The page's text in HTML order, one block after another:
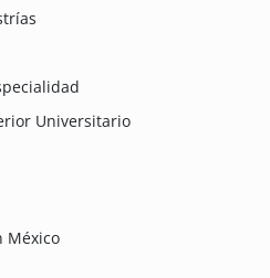
Universitario
México